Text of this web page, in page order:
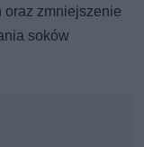
oraz zmniejszenie
soków